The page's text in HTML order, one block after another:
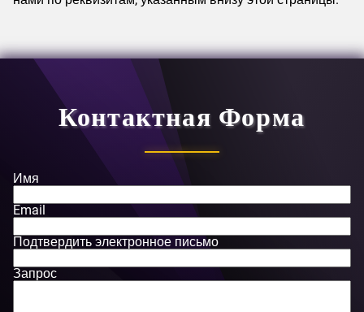
Контактная Форма
Имя
Email
Подтвердить электронное письмо
Запрос